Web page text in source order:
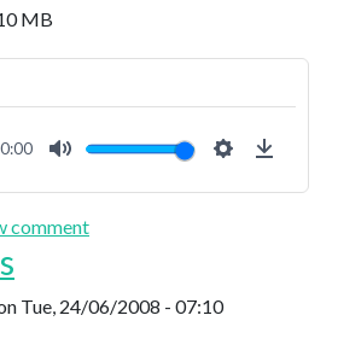
MB
Hartamu Berada di Situ Hatimu
comment
Tue, 24/06/2008 - 07:10